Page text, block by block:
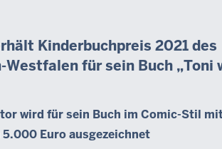
Kinderbuchpreis 2021 des
Westfalen für sein Buch „Toni
wird für sein Buch im Comic-Stil
Euro ausgezeichnet